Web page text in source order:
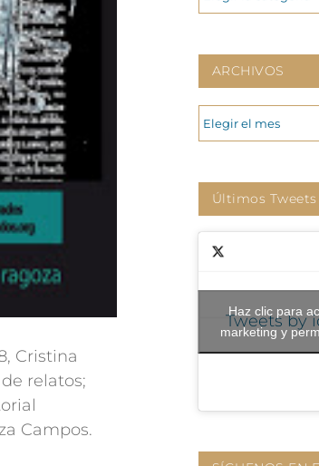
Cristina
relatos;
Campos.
ARCHIVOS
ARCHIVOS
Últimos Tweets
Tweets by
Haz clic para
marketing y